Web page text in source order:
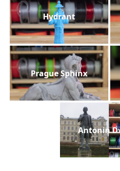
Hydrant
Prague Sphinx
Antonin